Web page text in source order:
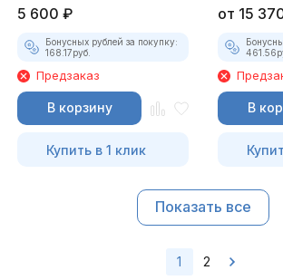
5 600 ₽
Бонусных рублей за покупку:
168.17руб.
Предзаказ
В корзину
Купить в 1 клик
от 15
461.56
В
Показать все
1 2